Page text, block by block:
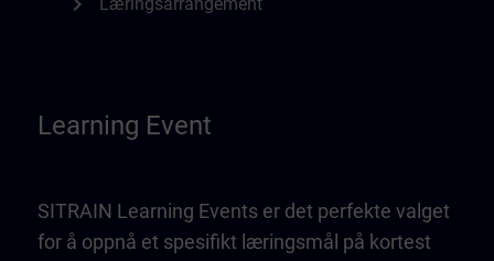
Learning Event
SITRAIN Learning Events er det perfekte valget
for å oppnå et spesifikt læringsmål på kortest